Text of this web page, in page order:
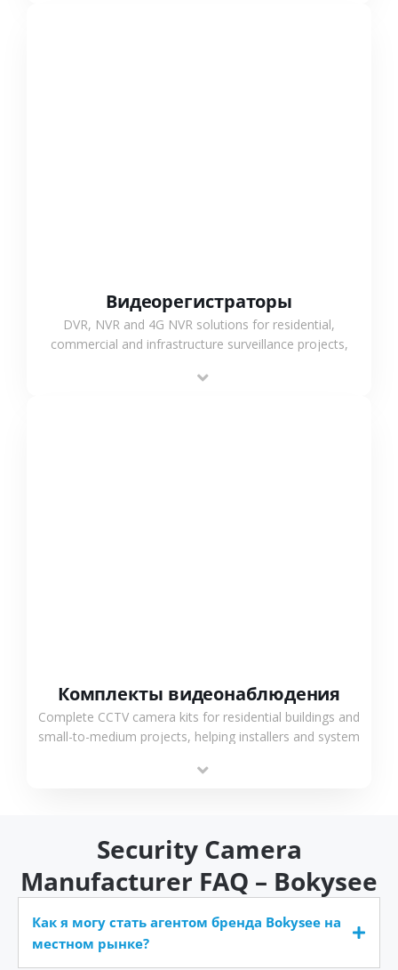
Видеорегистраторы
DVR, NVR and 4G NVR solutions for residential,
commercial and infrastructure surveillance projects,
Комплекты видеонаблюдения
Complete CCTV camera kits for residential buildings and
small-to-medium projects, helping installers and system
time.
Security Camera
Manufacturer FAQ – Bokysee
Как я могу стать агентом бренда Bokysee на
местном рынке?